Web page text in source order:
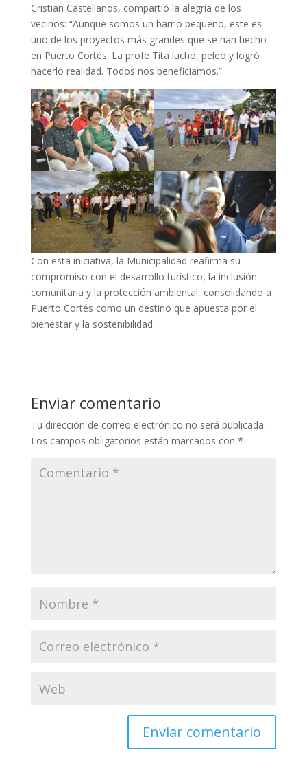
Cristian Castellanos, compartió la alegría de los
vecinos: “Aunque somos un barrio pequeño, este es
uno de los proyectos más grandes que se han hecho
en Puerto Cortés. La profe Tita luchó, peleó y logró
hacerlo realidad. Todos nos beneficiamos.”
Con esta iniciativa, la Municipalidad reafirma su
compromiso con el desarrollo turístico, la inclusión
comunitaria y la protección ambiental, consolidando a
Puerto Cortés como un destino que apuesta por el
bienestar y la sostenibilidad.
Enviar comentario
Tu dirección de correo electrónico no será publicada.
Los campos obligatorios están marcados con *